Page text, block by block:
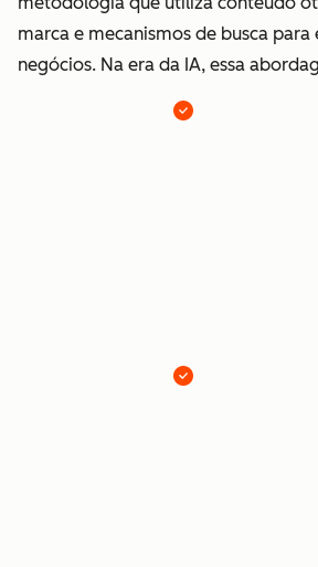
marca e mecanismos de busca para
negócios. Na era da IA, essa